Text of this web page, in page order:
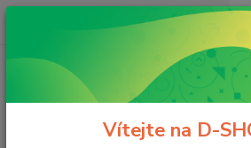
(Po-Pá, 15:00-20:00 hod.)
Vítejte na D-